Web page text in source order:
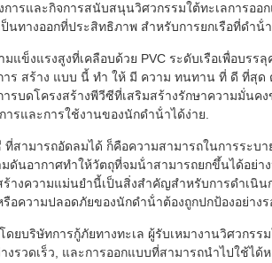
ารและกิจการสนับสนุนวิศวกรรมใต้ทะเลการออ
นทางออกที่ประสิทธิภาพ สําหรับการยกเรือที่ดําน้ํ
มแข็งแรงสูงที่เคลือบด้วย PVC ระดับเรือเพื่อบรร
ร สร้าง แบบ นี้ ทํา ให้ มี ความ ทนทาน ที่ ดี ที่สุด
รบดโครงสร้างพีวีซีที่เสริมสร้างรักษาความมั่นค
รและการใช้งานของนักดําน้ําได้ง่าย.
สามารถอัดลมได้ ก็คือความสามารถในการระบ
ดันอากาศทําให้วัตถุที่จมน้ําสามารถยกขึ้นได้อย่า
างความแม่นยํานี้เป็นสิ่งสําคัญสําหรับการดําเนิ
อความปลอดภัยของนักดําน้ําต้องถูกปกป้องอย่าง
ยบริษัทการกู้ภัยทางทะเล ผู้รับเหมางานวิศวกร
รวดเร็ว, และการออกแบบที่สามารถนําไปใช้ได้